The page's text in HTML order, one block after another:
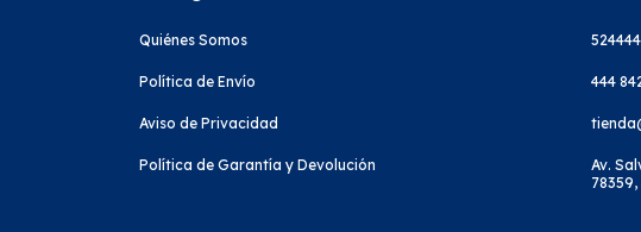
Quiénes Somos
Política de Envío
Aviso de Privacidad
Política de Garantía y Devolución
444
Av.